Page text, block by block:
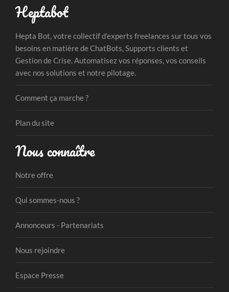
Heptabot
Hepta Bot, votre collectif d’experts freelances sur tous vos
besoins en matière de ChatBots, Supports clients et
Gestion de Crise. Automatisez vos réponses, vos conseils
avec nos solutions et notre pilotage.
Comment ça marche ?
Plan du site
Nous connaître
Notre offre
Qui sommes-nous ?
Annonceurs - Partenariats
Nous rejoindre
Espace Presse